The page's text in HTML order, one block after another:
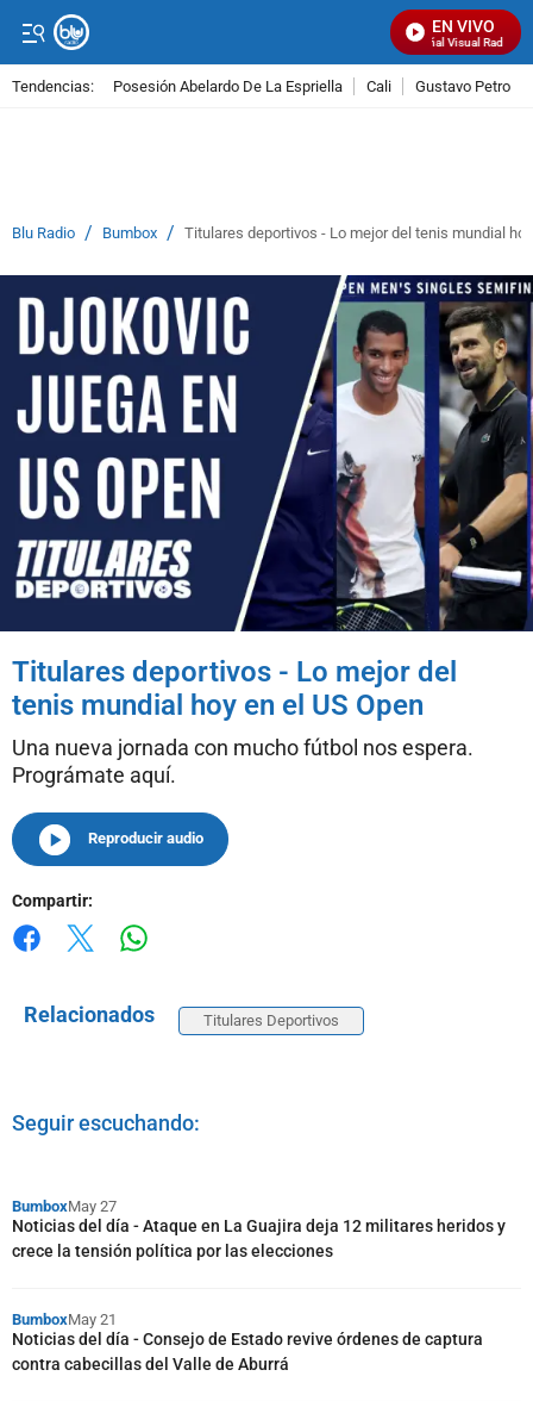
EN VIVO
Señal Visual Radio
Tendencias: Posesión Abelardo De La Espriella Cali Gustavo Petro
Blu Radio / Bumbox / Titulares deportivos - Lo mejor del tenis mundial
Titulares deportivos - Lo mejor del
tenis mundial hoy en el US Open
Una nueva jornada con mucho fútbol nos espera.
Prográmate aquí.
Reproducir audio
Compartir:
Relacionados Titulares Deportivos
Seguir escuchando:
BumboxMay 27
Noticias del día - Ataque en La Guajira deja 12 militares heridos y
crece la tensión política por las elecciones
BumboxMay 21
Noticias del día - Consejo de Estado revive órdenes de captura
contra cabecillas del Valle de Aburrá